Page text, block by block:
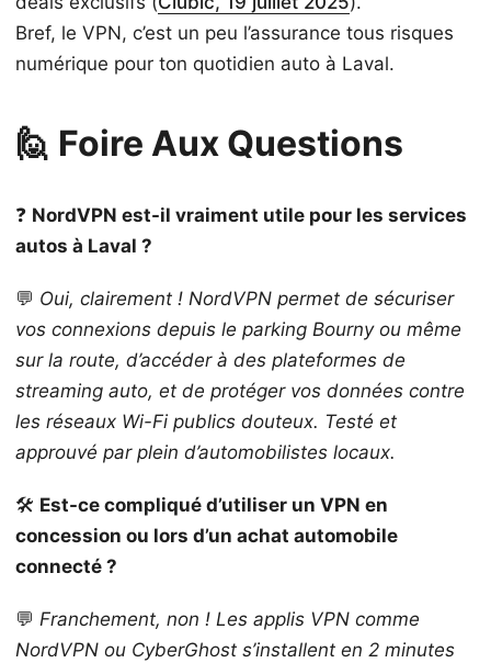
Bref, le VPN, c’est un peu l’assurance tous risques
numérique pour ton quotidien auto à Laval.
🙋 Foire Aux Questions
❓ NordVPN est-il vraiment utile pour les services
autos à Laval ?
💬 Oui, clairement ! NordVPN permet de sécuriser
vos connexions depuis le parking Bourny ou même
sur la route, d’accéder à des plateformes de
streaming auto, et de protéger vos données contre
les réseaux Wi-Fi publics douteux. Testé et
approuvé par plein d’automobilistes locaux.
🛠️ Est-ce compliqué d’utiliser un VPN en
concession ou lors d’un achat automobile
connecté ?
💬 Franchement, non ! Les applis VPN comme
NordVPN ou CyberGhost s’installent en 2 minutes